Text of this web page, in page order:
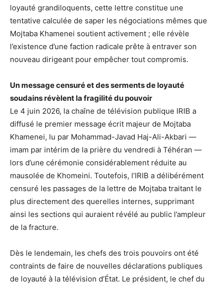
loyauté grandiloquents, cette lettre constitue une
tentative calculée de saper les négociations mêmes que
Mojtaba Khamenei soutient activement ; elle révèle
l’existence d’une faction radicale prête à entraver son
nouveau dirigeant pour empêcher tout compromis.
Un message censuré et des serments de loyauté
soudains révèlent la fragilité du pouvoir
Le 4 juin 2026, la chaîne de télévision publique IRIB a
diffusé le premier message écrit majeur de Mojtaba
Khamenei, lu par Mohammad-Javad Haj-Ali-Akbari —
imam par intérim de la prière du vendredi à Téhéran —
lors d’une cérémonie considérablement réduite au
mausolée de Khomeini. Toutefois, l’IRIB a délibérément
censuré les passages de la lettre de Mojtaba traitant le
plus directement des querelles internes, supprimant
ainsi les sections qui auraient révélé au public l’ampleur
de la fracture.
Dès le lendemain, les chefs des trois pouvoirs ont été
contraints de faire de nouvelles déclarations publiques
de loyauté à la télévision d’État. Le président, le chef du